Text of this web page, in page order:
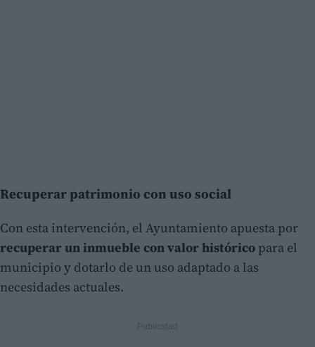
Recuperar patrimonio con uso social
Con esta intervención, el Ayuntamiento apuesta por
recuperar un inmueble con valor histórico para el
municipio y dotarlo de un uso adaptado a las
necesidades actuales.